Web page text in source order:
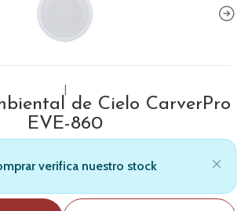
de Cielo CarverPro
EVE-860
verifica nuestro stock